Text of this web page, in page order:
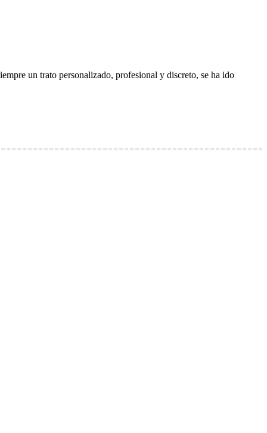
un trato personalizado, profesional y discreto, se ha ido